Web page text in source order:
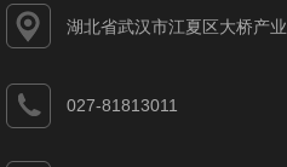
湖北省武汉市江夏区大桥产
027-81813011